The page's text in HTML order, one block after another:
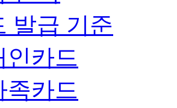
발급 기준
인카드
족카드